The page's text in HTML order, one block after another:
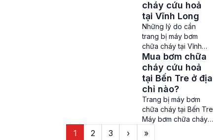
[…]
năm trở lại đây, vấn
đề phòng cháy chữa
cháy ở Trà Vinh đang
ngày càng được đề
cao và chú trọng. Do
Trà Vinh là một tỉnh
có diện tích rừng lớn
nên […]
cháy cứu hoả
tại Vĩnh Long
Những lý do cần
trang bị máy bơm
chữa cháy tại Vĩnh
Long ? Máy bơm
chữa cháy tại Vĩnh
Long – Trước tình
hình cháy nổ, hoả
hoạn đang xảy ra
ngày một nhiều tại
Vĩnh Long, nhu cầu
mua và sử dụng máy
bơm chữa cháy cứu
Mua bơm chữa
cháy cứu hoả
tại Bến Tre ở địa
chỉ nào?
Trang bị máy bơm
chữa cháy tại Bến Tre
Máy bơm chữa cháy
1 2 3 › »